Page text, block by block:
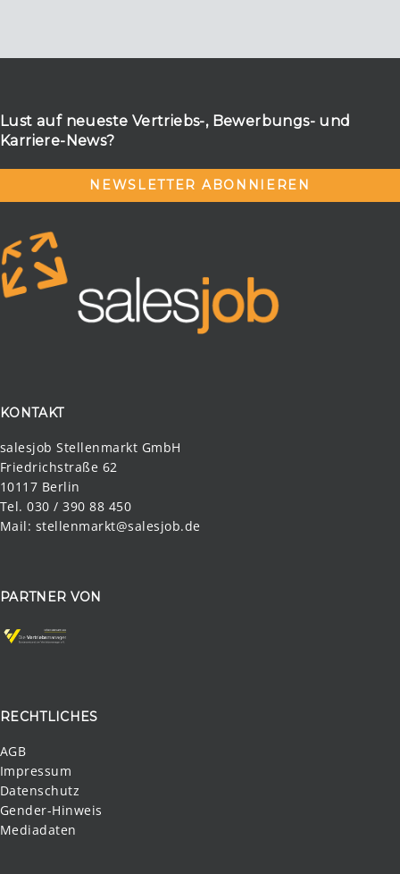
Lust auf neueste Vertriebs-, Bewerbungs- und
Karriere-News?
NEWSLETTER ABONNIEREN
KONTAKT
salesjob Stellenmarkt GmbH
Friedrichstraße 62
10117 Berlin
Tel. 030 / 390 88 450
Mail: stellenmarkt@salesjob.de
PARTNER VON
RECHTLICHES
AGB
Impressum
Datenschutz
Gender-Hinweis
Mediadaten